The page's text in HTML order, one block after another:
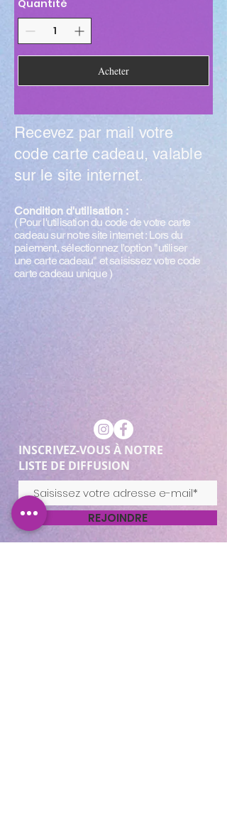
Quantité
Acheter
Recevez par mail votre
code carte cadeau, valable
sur le site internet.
Condition d'utilisation :
( Pour l'utilisation du code de votre carte
cadeau sur notre site internet : Lors du
paiement, sélectionnez l'option "utiliser
une carte cadeau" et saisissez votre code
carte cadeau unique )
INSCRIVEZ-VOUS À NOTRE
LISTE DE DIFFUSION
REJOINDRE